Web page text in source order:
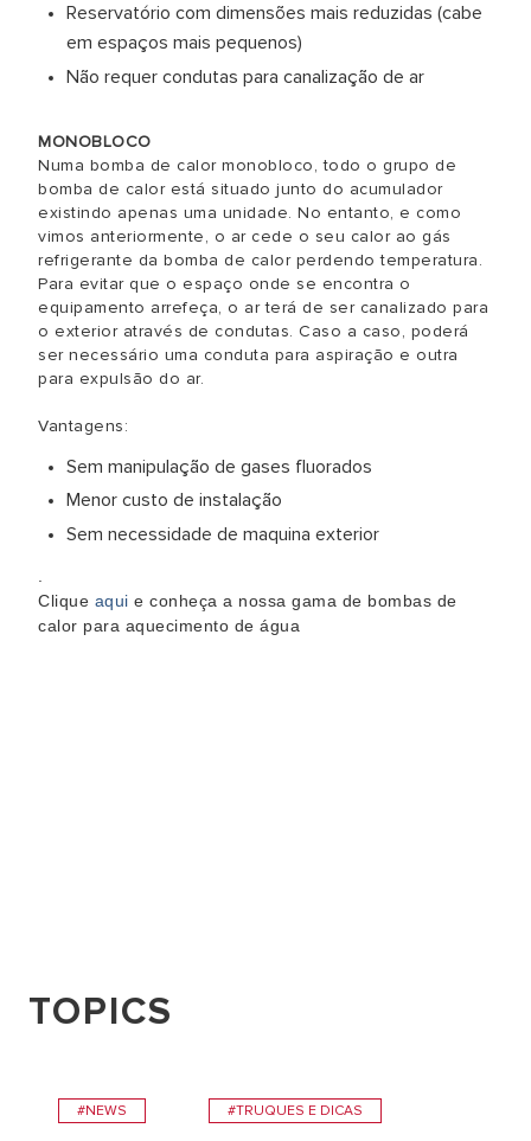
Reservatório com dimensões mais reduzidas (cabe
em espaços mais pequenos)
Não requer condutas para canalização de ar
MONOBLOCO
Numa bomba de calor monobloco, todo o grupo de
bomba de calor está situado junto do acumulador
existindo apenas uma unidade. No entanto, e como
vimos anteriormente, o ar cede o seu calor ao gás
refrigerante da bomba de calor perdendo temperatura.
Para evitar que o espaço onde se encontra o
equipamento arrefeça, o ar terá de ser canalizado para
o exterior através de condutas. Caso a caso, poderá
ser necessário uma conduta para aspiração e outra
para expulsão do ar.
Vantagens:
Sem manipulação de gases fluorados
Menor custo de instalação
Sem necessidade de maquina exterior
Clique aqui e conheça a nossa gama de bombas de
calor para aquecimento de água
TOPICS
#NEWS #TRUQUES E DICAS